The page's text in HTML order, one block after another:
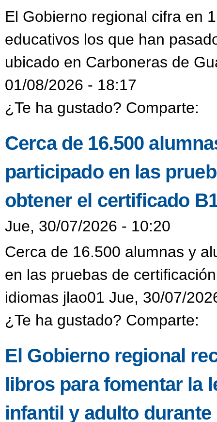
El Gobierno regional cifra en
educativos los que han
ubicado en Carboneras de
01/08/2026 - 18:17
¿Te ha gustado? Comparte:
Cerca de 16.500
participado en las
obtener el certificado
Jue, 30/07/2026 - 10:20
Cerca de 16.500 alumnas y
en las pruebas de
idiomas jlao01 Jue, 30/07/
¿Te ha gustado? Comparte:
El Gobierno regional
libros para fomentar la
infantil y adulto